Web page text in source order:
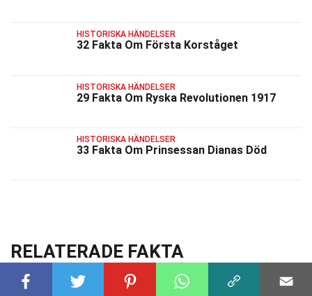
HISTORISKA HÄNDELSER
32 Fakta Om Första Korståget
HISTORISKA HÄNDELSER
29 Fakta Om Ryska Revolutionen 1917
HISTORISKA HÄNDELSER
33 Fakta Om Prinsessan Dianas Död
RELATERADE FAKTA